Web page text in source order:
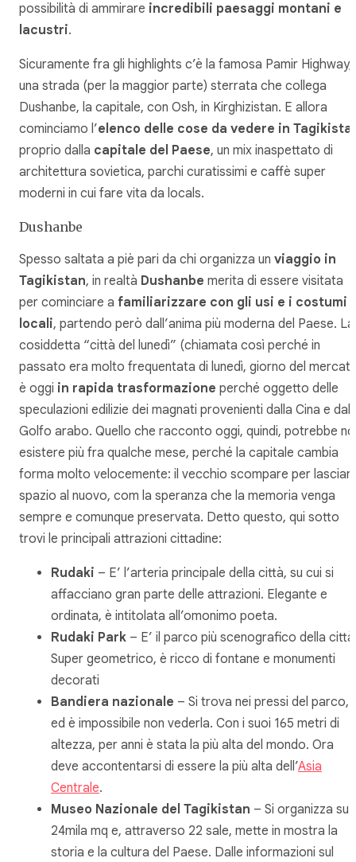
possibilità di ammirare incredibili paesaggi montani e
lacustri.
Sicuramente fra gli highlights c’è la famosa Pamir Highway,
una strada (per la maggior parte) sterrata che collega
Dushanbe, la capitale, con Osh, in Kirghizistan. E allora
cominciamo l’elenco delle cose da vedere in
proprio dalla capitale del Paese, un mix inaspettato di
architettura sovietica, parchi curatissimi e caffè super
moderni in cui fare vita da locals.
Dushanbe
Spesso saltata a piè pari da chi organizza un viaggio in
Tagikistan, in realtà Dushanbe merita di essere visitata
per cominciare a familiarizzare con gli usi e i costumi
locali, partendo però dall’anima più moderna del Paese. La
cosiddetta “città del lunedì” (chiamata così perché in
passato era molto frequentata di lunedì, giorno del
è oggi in rapida trasformazione perché oggetto delle
speculazioni edilizie dei magnati provenienti dalla Cina e dal
Golfo arabo. Quello che racconto oggi, quindi, potrebbe
esistere più fra qualche mese, perché la capitale cambia
forma molto velocemente: il vecchio scompare per
spazio al nuovo, com la speranza che la memoria venga
sempre e comunque preservata. Detto questo, qui sotto
trovi le principali attrazioni cittadine:
Rudaki – E’ l’arteria principale della città, su cui si
affacciano gran parte delle attrazioni. Elegante e
ordinata, è intitolata all’omonimo poeta.
Rudaki Park – E’ il parco più scenografico della
Super geometrico, è ricco di fontane e monumenti
decorati
Bandiera nazionale – Si trova nei pressi del parco,
ed è impossibile non vederla. Con i suoi 165 metri di
altezza, per anni è stata la più alta del mondo. Ora
deve accontentarsi di essere la più alta dell’Asia
Centrale.
Museo Nazionale del Tagikistan – Si organizza su
24mila mq e, attraverso 22 sale, mette in mostra la
storia e la cultura del Paese. Dalle informazioni sul